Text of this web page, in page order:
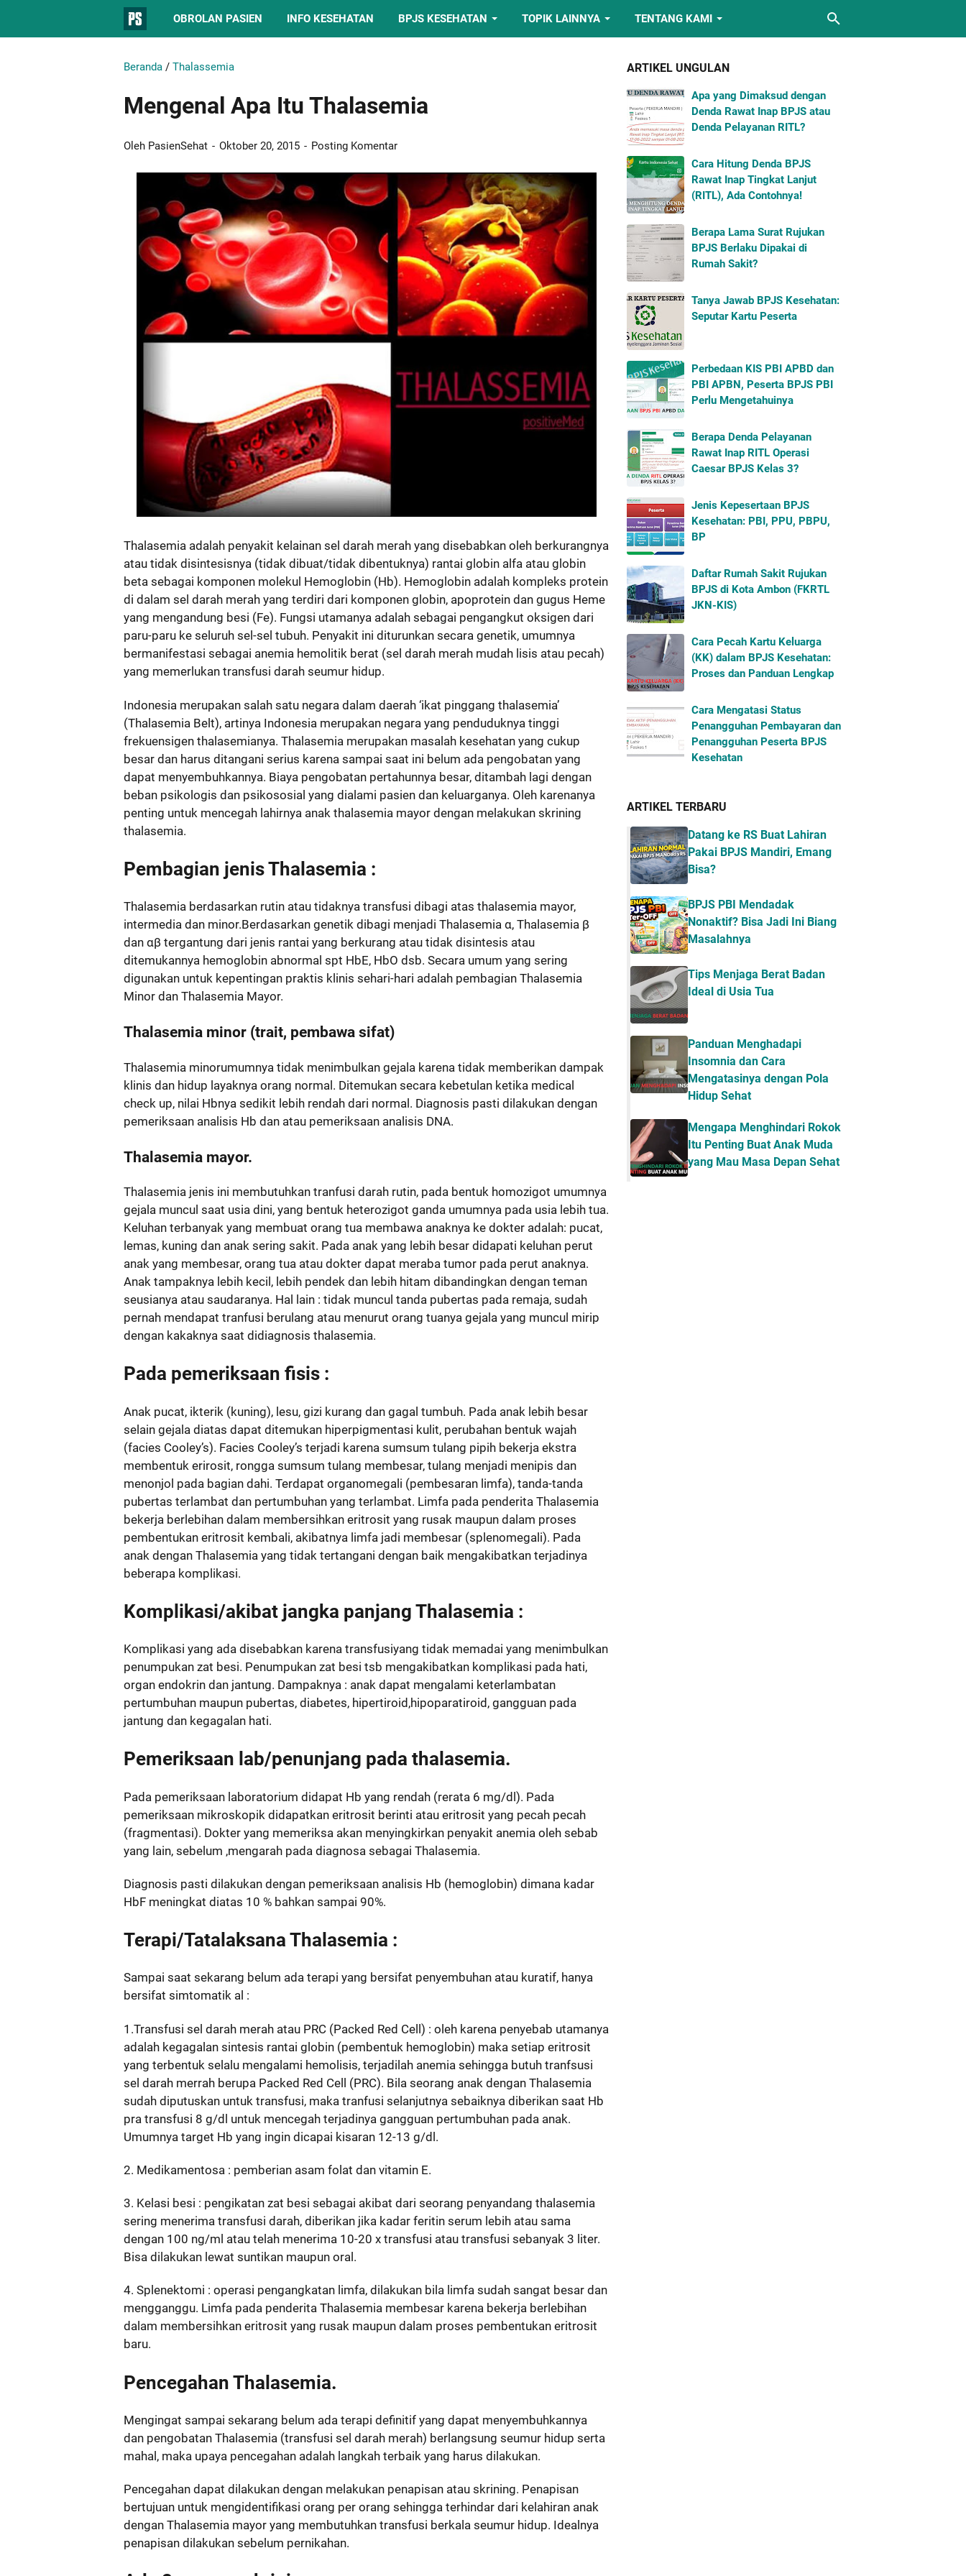
OBROLAN PASIEN INFO KESEHATAN BPJS KESEHATAN TOPIK LAINNYA TENTANG KAMI
Beranda / Thalassemia
Mengenal Apa Itu Thalasemia
Oleh PasienSehat Oktober 20, 2015 Posting Komentar
Thalasemia adalah penyakit kelainan sel darah merah yang disebabkan oleh berkurangnya
atau tidak disintesisnya (tidak dibuat/tidak dibentuknya) rantai globin alfa atau globin
beta sebagai komponen molekul Hemoglobin (Hb). Hemoglobin adalah kompleks protein
di dalam sel darah merah yang terdiri dari komponen globin, apoprotein dan gugus Heme
yang mengandung besi (Fe). Fungsi utamanya adalah sebagai pengangkut oksigen dari
paru-paru ke seluruh sel-sel tubuh. Penyakit ini diturunkan secara genetik, umumnya
bermanifestasi sebagai anemia hemolitik berat (sel darah merah mudah lisis atau pecah)
yang memerlukan transfusi darah seumur hidup.
Indonesia merupakan salah satu negara dalam daerah ‘ikat pinggang thalasemia’
(Thalasemia Belt), artinya Indonesia merupakan negara yang penduduknya tinggi
frekuensigen thalasemianya. Thalasemia merupakan masalah kesehatan yang cukup
besar dan harus ditangani serius karena sampai saat ini belum ada pengobatan yang
dapat menyembuhkannya. Biaya pengobatan pertahunnya besar, ditambah lagi dengan
beban psikologis dan psikososial yang dialami pasien dan keluarganya. Oleh karenanya
penting untuk mencegah lahirnya anak thalasemia mayor dengan melakukan skrining
thalasemia.
Pembagian jenis Thalasemia :
Thalasemia berdasarkan rutin atau tidaknya transfusi dibagi atas thalasemia mayor,
intermedia dan minor.Berdasarkan genetik dibagi menjadi Thalasemia α, Thalasemia β
dan αβ tergantung dari jenis rantai yang berkurang atau tidak disintesis atau
ditemukannya hemoglobin abnormal spt HbE, HbO dsb. Secara umum yang sering
digunakan untuk kepentingan praktis klinis sehari-hari adalah pembagian Thalasemia
Minor dan Thalasemia Mayor.
Thalasemia minor (trait, pembawa sifat)
Thalasemia minorumumnya tidak menimbulkan gejala karena tidak memberikan dampak
klinis dan hidup layaknya orang normal. Ditemukan secara kebetulan ketika medical
check up, nilai Hbnya sedikit lebih rendah dari normal. Diagnosis pasti dilakukan dengan
pemeriksaan analisis Hb dan atau pemeriksaan analisis DNA.
Thalasemia mayor.
Thalasemia jenis ini membutuhkan tranfusi darah rutin, pada bentuk homozigot umumnya
gejala muncul saat usia dini, yang bentuk heterozigot ganda umumnya pada usia lebih tua.
Keluhan terbanyak yang membuat orang tua membawa anaknya ke dokter adalah: pucat,
lemas, kuning dan anak sering sakit. Pada anak yang lebih besar didapati keluhan perut
anak yang membesar, orang tua atau dokter dapat meraba tumor pada perut anaknya.
Anak tampaknya lebih kecil, lebih pendek dan lebih hitam dibandingkan dengan teman
seusianya atau saudaranya. Hal lain : tidak muncul tanda pubertas pada remaja, sudah
pernah mendapat tranfusi berulang atau menurut orang tuanya gejala yang muncul mirip
dengan kakaknya saat didiagnosis thalasemia.
Pada pemeriksaan fisis :
Anak pucat, ikterik (kuning), lesu, gizi kurang dan gagal tumbuh. Pada anak lebih besar
selain gejala diatas dapat ditemukan hiperpigmentasi kulit, perubahan bentuk wajah
(facies Cooley’s). Facies Cooley’s terjadi karena sumsum tulang pipih bekerja ekstra
membentuk erirosit, rongga sumsum tulang membesar, tulang menjadi menipis dan
menonjol pada bagian dahi. Terdapat organomegali (pembesaran limfa), tanda-tanda
pubertas terlambat dan pertumbuhan yang terlambat. Limfa pada penderita Thalasemia
bekerja berlebihan dalam membersihkan eritrosit yang rusak maupun dalam proses
pembentukan eritrosit kembali, akibatnya limfa jadi membesar (splenomegali). Pada
anak dengan Thalasemia yang tidak tertangani dengan baik mengakibatkan terjadinya
beberapa komplikasi.
Komplikasi/akibat jangka panjang Thalasemia :
Komplikasi yang ada disebabkan karena transfusiyang tidak memadai yang menimbulkan
penumpukan zat besi. Penumpukan zat besi tsb mengakibatkan komplikasi pada hati,
organ endokrin dan jantung. Dampaknya : anak dapat mengalami keterlambatan
pertumbuhan maupun pubertas, diabetes, hipertiroid,hipoparatiroid, gangguan pada
jantung dan kegagalan hati.
Pemeriksaan lab/penunjang pada thalasemia.
Pada pemeriksaan laboratorium didapat Hb yang rendah (rerata 6 mg/dl). Pada
pemeriksaan mikroskopik didapatkan eritrosit berinti atau eritrosit yang pecah pecah
(fragmentasi). Dokter yang memeriksa akan menyingkirkan penyakit anemia oleh sebab
yang lain, sebelum ,mengarah pada diagnosa sebagai Thalasemia.
Diagnosis pasti dilakukan dengan pemeriksaan analisis Hb (hemoglobin) dimana kadar
HbF meningkat diatas 10 % bahkan sampai 90%.
Terapi/Tatalaksana Thalasemia :
Sampai saat sekarang belum ada terapi yang bersifat penyembuhan atau kuratif, hanya
bersifat simtomatik al :
1.Transfusi sel darah merah atau PRC (Packed Red Cell) : oleh karena penyebab utamanya
adalah kegagalan sintesis rantai globin (pembentuk hemoglobin) maka setiap eritrosit
yang terbentuk selalu mengalami hemolisis, terjadilah anemia sehingga butuh tranfsusi
sel darah merrah berupa Packed Red Cell (PRC). Bila seorang anak dengan Thalasemia
sudah diputuskan untuk transfusi, maka tranfusi selanjutnya sebaiknya diberikan saat Hb
pra transfusi 8 g/dl untuk mencegah terjadinya gangguan pertumbuhan pada anak.
Umumnya target Hb yang ingin dicapai kisaran 12-13 g/dl.
2. Medikamentosa : pemberian asam folat dan vitamin E.
3. Kelasi besi : pengikatan zat besi sebagai akibat dari seorang penyandang thalasemia
sering menerima transfusi darah, diberikan jika kadar feritin serum lebih atau sama
dengan 100 ng/ml atau telah menerima 10-20 x transfusi atau transfusi sebanyak 3 liter.
Bisa dilakukan lewat suntikan maupun oral.
4. Splenektomi : operasi pengangkatan limfa, dilakukan bila limfa sudah sangat besar dan
mengganggu. Limfa pada penderita Thalasemia membesar karena bekerja berlebihan
dalam membersihkan eritrosit yang rusak maupun dalam proses pembentukan eritrosit
baru.
Pencegahan Thalasemia.
Mengingat sampai sekarang belum ada terapi definitif yang dapat menyembuhkannya
dan pengobatan Thalasemia (transfusi sel darah merah) berlangsung seumur hidup serta
mahal, maka upaya pencegahan adalah langkah terbaik yang harus dilakukan.
Pencegahan dapat dilakukan dengan melakukan penapisan atau skrining. Penapisan
bertujuan untuk mengidentifikasi orang per orang sehingga terhindar dari kelahiran anak
dengan Thalasemia mayor yang membutuhkan transfusi berkala seumur hidup. Idealnya
penapisan dilakukan sebelum pernikahan.
ARTIKEL UNGULAN
Apa yang Dimaksud dengan
Denda Rawat Inap BPJS atau
Denda Pelayanan RITL?
Cara Hitung Denda BPJS
Rawat Inap Tingkat Lanjut
(RITL), Ada Contohnya!
Berapa Lama Surat Rujukan
BPJS Berlaku Dipakai di
Rumah Sakit?
Tanya Jawab BPJS Kesehatan:
Seputar Kartu Peserta
Perbedaan KIS PBI APBD dan
PBI APBN, Peserta BPJS PBI
Perlu Mengetahuinya
Berapa Denda Pelayanan
Rawat Inap RITL Operasi
Caesar BPJS Kelas 3?
Jenis Kepesertaan BPJS
Kesehatan: PBI, PPU, PBPU,
BP
Daftar Rumah Sakit Rujukan
BPJS di Kota Ambon (FKRTL
JKN-KIS)
Cara Pecah Kartu Keluarga
(KK) dalam BPJS Kesehatan:
Proses dan Panduan Lengkap
Cara Mengatasi Status
Penangguhan Pembayaran dan
Penangguhan Peserta BPJS
Kesehatan
ARTIKEL TERBARU
Datang ke RS Buat Lahiran
Pakai BPJS Mandiri, Emang
Bisa?
BPJS PBI Mendadak
Nonaktif? Bisa Jadi Ini Biang
Masalahnya
Tips Menjaga Berat Badan
Ideal di Usia Tua
Panduan Menghadapi
Insomnia dan Cara
Mengatasinya dengan Pola
Hidup Sehat
Mengapa Menghindari Rokok
Itu Penting Buat Anak Muda
yang Mau Masa Depan Sehat